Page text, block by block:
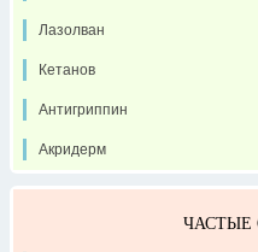
Лазолван
Кетанов
Антигриппин
Акридерм